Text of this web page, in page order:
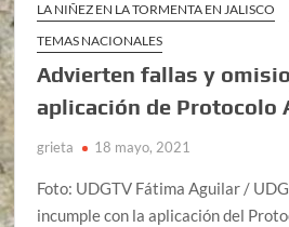
LA NIÑEZ EN LA TORMENTA EN JALISCO
TEMAS NACIONALES
Advierten fallas y
aplicación de Protocolo
grieta 18 mayo, 2021
Foto: UDGTV Fátima Aguilar /
incumple con la aplicación del